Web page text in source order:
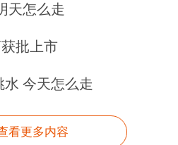
天怎么走
批上市
今天怎么走
看更多内容